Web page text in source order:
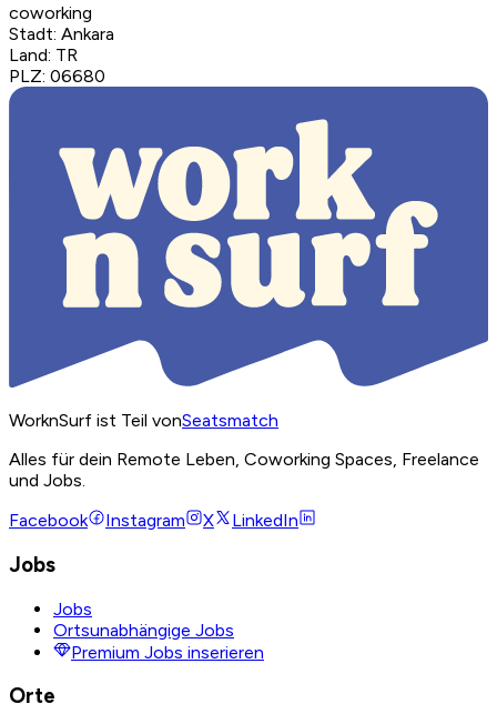
coworking
Stadt: Ankara
Land: TR
PLZ: 06680
WorknSurf ist Teil vonSeatsmatch
Alles für dein Remote Leben, Coworking Spaces, Freelance
und Jobs.
Facebook
Instagram X LinkedIn
Jobs
Jobs
Ortsunabhängige Jobs
Premium Jobs inserieren
Orte